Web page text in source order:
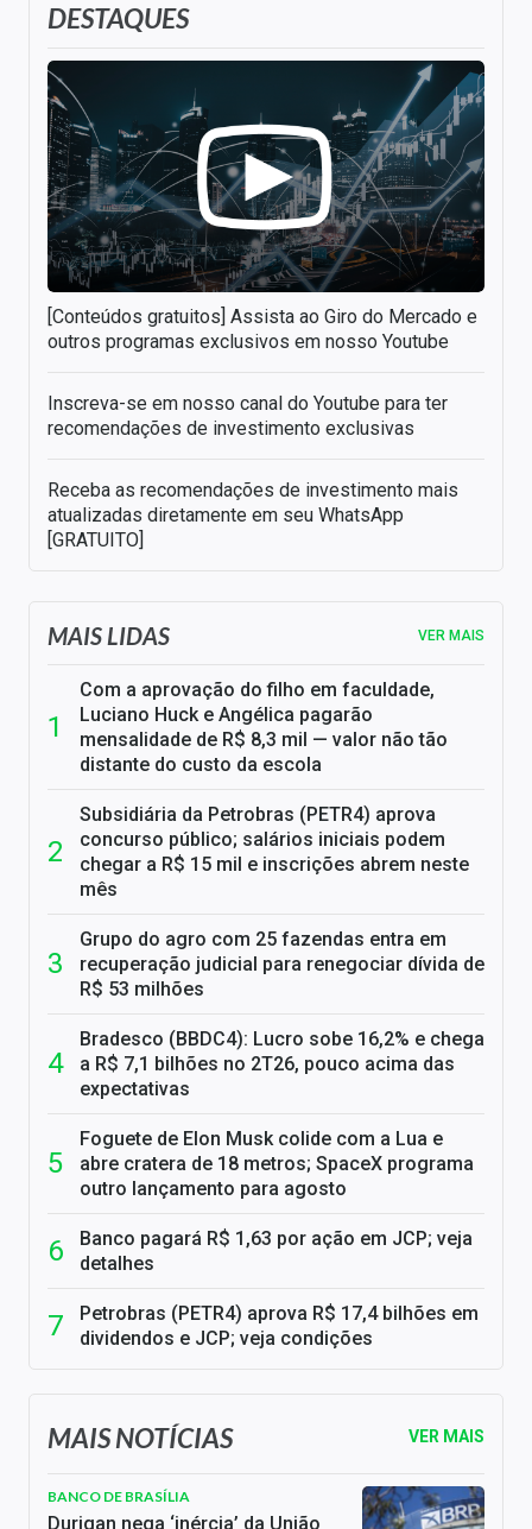
DESTAQUES
[Conteúdos gratuitos] Assista ao Giro do Mercado e
outros programas exclusivos em nosso Youtube
Inscreva-se em nosso canal do Youtube para ter
recomendações de investimento exclusivas
Receba as recomendações de investimento mais
atualizadas diretamente em seu WhatsApp
[GRATUITO]
MAIS LIDAS VER MAIS
Com a aprovação do filho em faculdade,
Luciano Huck e Angélica pagarão
mensalidade de R$ 8,3 mil — valor não tão
distante do custo da escola
Subsidiária da Petrobras (PETR4) aprova
concurso público; salários iniciais podem
chegar a R$ 15 mil e inscrições abrem neste
mês
Grupo do agro com 25 fazendas entra em
recuperação judicial para renegociar dívida de
R$ 53 milhões
Bradesco (BBDC4): Lucro sobe 16,2% e chega
a R$ 7,1 bilhões no 2T26, pouco acima das
expectativas
Foguete de Elon Musk colide com a Lua e
abre cratera de 18 metros; SpaceX programa
outro lançamento para agosto
Banco pagará R$ 1,63 por ação em JCP; veja
detalhes
Petrobras (PETR4) aprova R$ 17,4 bilhões em
dividendos e JCP; veja condições
MAIS NOTÍCIAS VER MAIS
BANCO DE BRASÍLIA
Durigan nega ‘inércia’ da União